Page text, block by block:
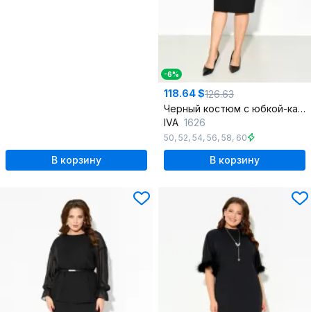
В корзину
-6%
118.64 $126.63
Черный костюм с юбкой-карандаш и застежкой на молнию
IVA 1626
50, 52, 54, 56, 58, 60
В корзину